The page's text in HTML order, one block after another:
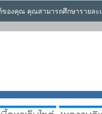
องคุณ คุณสามารถศึกษารายละ